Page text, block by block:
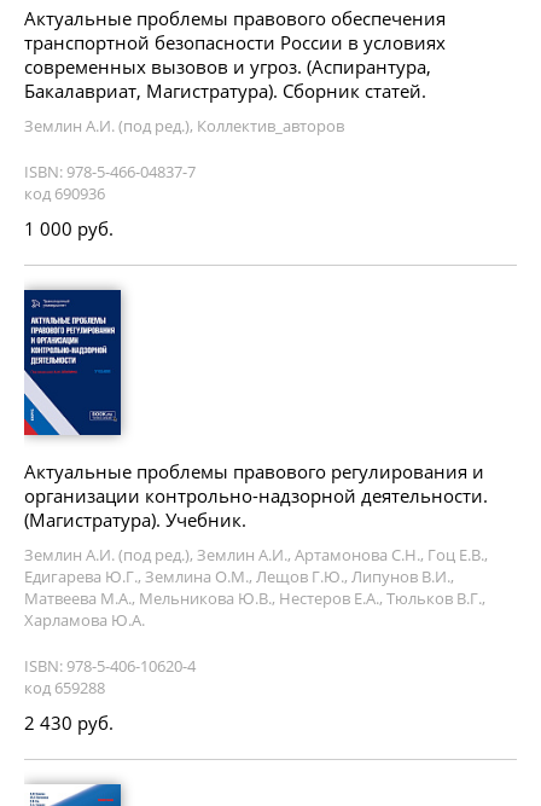
Актуальные проблемы правового обеспечения
транспортной безопасности России в условиях
современных вызовов и угроз. (Аспирантура,
Бакалавриат, Магистратура). Сборник статей.
Землин А.И. (под ред.), Коллектив_авторов
ISBN: 978-5-466-04837-7
код 690936
1 000 руб.
Актуальные проблемы правового регулирования и
организации контрольно-надзорной деятельности.
(Магистратура). Учебник.
Землин А.И. (под ред.), Землин А.И., Артамонова С.Н., Гоц Е.В.,
Едигарева Ю.Г., Землина О.М., Лещов Г.Ю., Липунов В.И.,
Матвеева М.А., Мельникова Ю.В., Нестеров Е.А., Тюльков В.Г.,
Харламова Ю.А.
ISBN: 978-5-406-10620-4
код 659288
2 430 руб.